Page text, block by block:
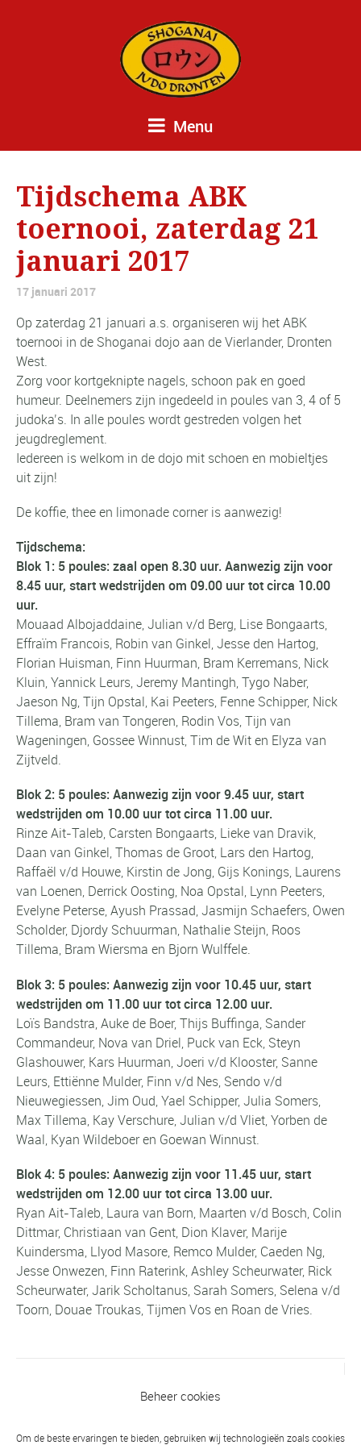
Beheer cookies
Om de beste ervaringen te bieden, gebruiken wij technologieën zoals cookies
Menu
Tijdschema ABK
toernooi, zaterdag 21
januari 2017
17 januari 2017
Op zaterdag 21 januari a.s. organiseren wij het ABK
toernooi in de Shoganai dojo aan de Vierlander, Dronten
West.
Zorg voor kortgeknipte nagels, schoon pak en goed
humeur. Deelnemers zijn ingedeeld in poules van 3, 4 of 5
judoka’s. In alle poules wordt gestreden volgen het
jeugdreglement.
Iedereen is welkom in de dojo mit schoen en mobieltjes
uit zijn!
De koffie, thee en limonade corner is aanwezig!
Tijdschema:
Blok 1: 5 poules: zaal open 8.30 uur. Aanwezig zijn voor
8.45 uur, start wedstrijden om 09.00 uur tot circa 10.00
uur.
Mouaad Albojaddaine, Julian v/d Berg, Lise Bongaarts,
Effraïm Francois, Robin van Ginkel, Jesse den Hartog,
Florian Huisman, Finn Huurman, Bram Kerremans, Nick
Kluin, Yannick Leurs, Jeremy Mantingh, Tygo Naber,
Jaeson Ng, Tijn Opstal, Kai Peeters, Fenne Schipper, Nick
Tillema, Bram van Tongeren, Rodin Vos, Tijn van
Wageningen, Gossee Winnust, Tim de Wit en Elyza van
Zijtveld.
Blok 2: 5 poules: Aanwezig zijn voor 9.45 uur, start
wedstrijden om 10.00 uur tot circa 11.00 uur.
Rinze Ait-Taleb, Carsten Bongaarts, Lieke van Dravik,
Daan van Ginkel, Thomas de Groot, Lars den Hartog,
Raffaël v/d Houwe, Kirstin de Jong, Gijs Konings, Laurens
van Loenen, Derrick Oosting, Noa Opstal, Lynn Peeters,
Evelyne Peterse, Ayush Prassad, Jasmijn Schaefers, Owen
Scholder, Djordy Schuurman, Nathalie Steijn, Roos
Tillema, Bram Wiersma en Bjorn Wulffele.
Blok 3: 5 poules: Aanwezig zijn voor 10.45 uur, start
wedstrijden om 11.00 uur tot circa 12.00 uur.
Loïs Bandstra, Auke de Boer, Thijs Buffinga, Sander
Commandeur, Nova van Driel, Puck van Eck, Steyn
Glashouwer, Kars Huurman, Joeri v/d Klooster, Sanne
Leurs, Ettiënne Mulder, Finn v/d Nes, Sendo v/d
Nieuwegiessen, Jim Oud, Yael Schipper, Julia Somers,
Max Tillema, Kay Verschure, Julian v/d Vliet, Yorben de
Waal, Kyan Wildeboer en Goewan Winnust.
Blok 4: 5 poules: Aanwezig zijn voor 11.45 uur, start
wedstrijden om 12.00 uur tot circa 13.00 uur.
Ryan Ait-Taleb, Laura van Born, Maarten v/d Bosch, Colin
Dittmar, Christiaan van Gent, Dion Klaver, Marije
Kuindersma, Llyod Masore, Remco Mulder, Caeden Ng,
Jesse Onwezen, Finn Raterink, Ashley Scheurwater, Rick
Scheurwater, Jarik Scholtanus, Sarah Somers, Selena v/d
Toorn, Douae Troukas, Tijmen Vos en Roan de Vries.
Eerste toernooi 2017, Donderslag (B):